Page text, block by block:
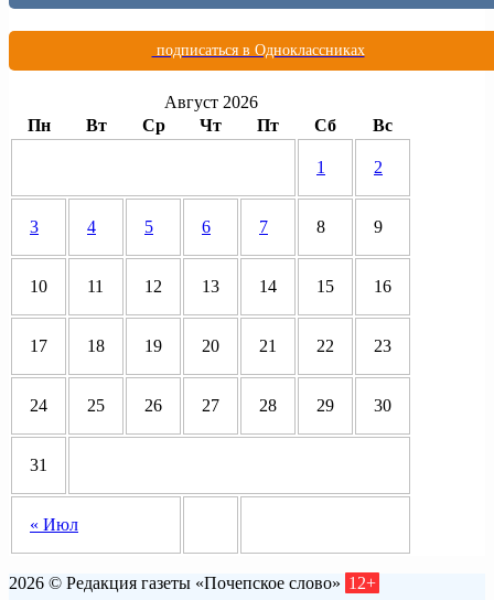
подписаться в Одноклассниках
Август 2026
Пн
Вт Ср Чт Пт Сб Вс
« Июл
1 2
3 4 5 6 7 8 9
10 11 12 13 14 15 16
17 18 19 20 21 22 23
24 25 26 27 28 29 30
31
2026 © Редакция газеты «Почепское слово» 12+